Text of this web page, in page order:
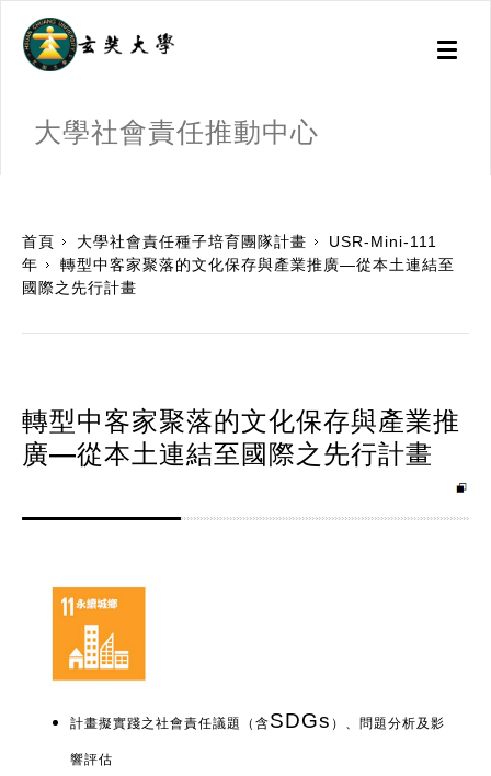
Toggle
大學社會責任推動中心
首頁 大學社會責任種子培育團隊計畫
USR-Mini-111
年
轉型中客家聚落的文化保存與產業推廣—從本土連結至
國際之先行計畫
轉型中客家聚落的文化保存與產業推
廣—從本土連結至國際之先行計畫
計畫擬實踐之社會責任議題（含SDGs ）、問題分析及影
響評估